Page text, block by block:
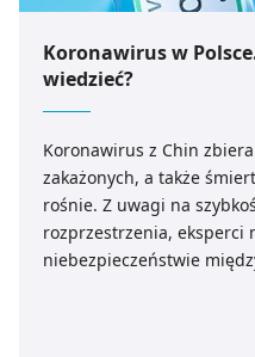
Koronawirus w
wiedzieć?
Koronawirus z Chin
zakażonych, a także
rośnie. Z uwagi na
rozprzestrzenia, eksperci
niebezpieczeństwie